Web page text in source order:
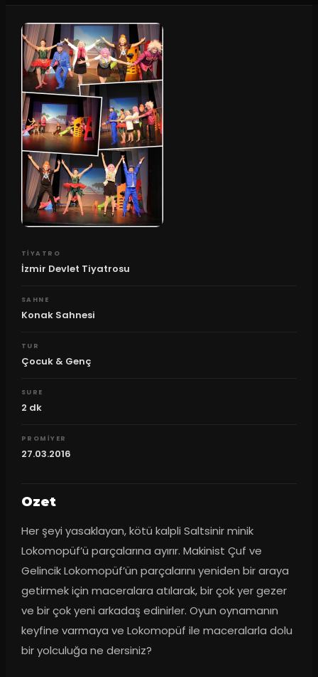
TIYATRO
İzmir Devlet Tiyatrosu
SAHNE
Konak Sahnesi
TUR
Çocuk & Genç
SURE
2 dk
PROMIYER
27.03.2016
Ozet
Her şeyi yasaklayan, kötü kalpli Saltsinir minik
Lokomopüf’ü parçalarına ayırır. Makinist Çuf ve
Gelincik Lokomopüf’ün parçalarını yeniden bir araya
getirmek için maceralara atılarak, bir çok yer gezer
ve bir çok yeni arkadaş edinirler. Oyun oynamanın
keyfine varmaya ve Lokomopüf ile maceralarla dolu
bir yolculuğa ne dersiniz?